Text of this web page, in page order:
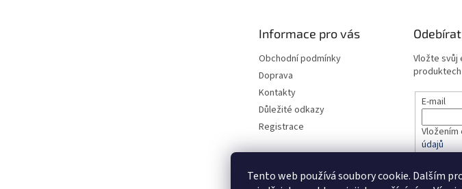
Tento web používá soubory cookie. Dalším
Informace pro vás
Obchodní podmínky
Doprava
Kontakty
Důležité odkazy
Registrace
Vložte svůj
produktech
E-mail
Vložením
údajů